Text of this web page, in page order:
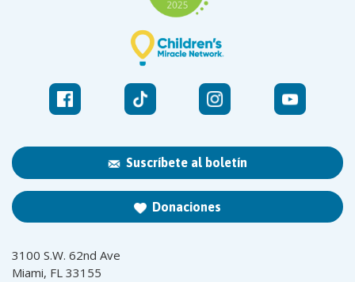
Suscríbete al boletín
Donaciones
3100 S.W. 62nd Ave
Miami, FL 33155